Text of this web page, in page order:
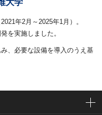
大学
年2月～2025年1月）。
を実施しました。
、必要な設備を導入のうえ基